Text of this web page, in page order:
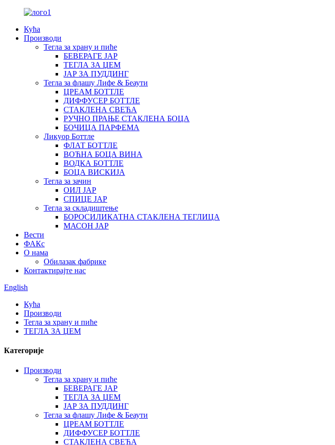
Кућа
Производи
Тегла за храну и пиће
БЕВЕРАГЕ ЈАР
ТЕГЛА ЗА ЏЕМ
ЈАР ЗА ПУДДИНГ
Тегла за флашу Лифе & Беаути
ЦРЕАМ БОТТЛЕ
ДИФФУСЕР БОТТЛЕ
СТАКЛЕНА СВЕЋА
РУЧНО ПРАЊЕ СТАКЛЕНА БОЦА
БОЧИЦА ПАРФЕМА
Ликуор Боттле
ФЛАТ БОТТЛЕ
ВОЋНА БОЦА ВИНА
ВОДКА БОТТЛЕ
БОЦА ВИСКИЈА
Тегла за зачин
ОИЛ ЈАР
СПИЦЕ ЈАР
Тегла за складиштење
БОРОСИЛИКАТНА СТАКЛЕНА ТЕГЛИЦА
МАСОН ЈАР
Вести
ФАКс
О нама
Обилазак фабрике
Контактирајте нас
English
Кућа
Производи
Тегла за храну и пиће
ТЕГЛА ЗА ЏЕМ
Категорије
Производи
Тегла за храну и пиће
БЕВЕРАГЕ ЈАР
ТЕГЛА ЗА ЏЕМ
ЈАР ЗА ПУДДИНГ
Тегла за флашу Лифе & Беаути
ЦРЕАМ БОТТЛЕ
ДИФФУСЕР БОТТЛЕ
СТАКЛЕНА СВЕЋА